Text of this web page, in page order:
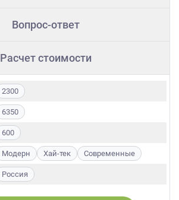
Вопрос-ответ
Расчет стоимости
2300
6350
600
Модерн Хай-тек Современные
Россия
МДФ Пластик
Акрил